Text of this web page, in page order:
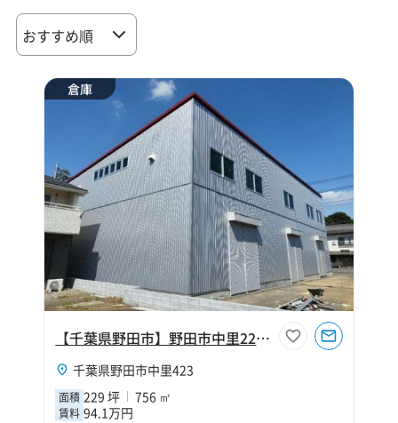
倉庫
【千葉県野田市】野田市中里229坪倉庫
千葉県野田市中里423
面積 229 坪 756 ㎡
賃料 94.1万円